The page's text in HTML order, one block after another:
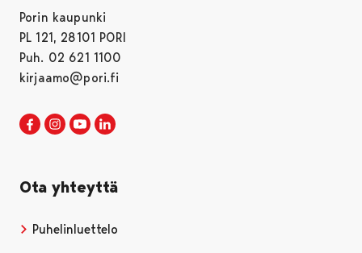
Porin kaupunki
PL 121, 28101 PORI
Puh. 02 621 1100
kirjaamo@pori.fi
Porin kaupunki Facebookissa
Avautuu uudessa välilehdessä
Porin kaupunki Instagramissa
Avautuu uudessa välilehdessä
Porin kaupunki Youtubessa
Avautuu uudessa välilehdessä
Ota yhteyttä
Puhelinluettelo